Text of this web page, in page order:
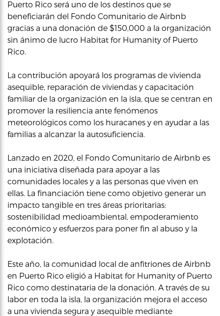
Puerto Rico será uno de los destinos que se
beneficiarán del Fondo Comunitario de Airbnb
gracias a una donación de $150,000 a la organización
sin ánimo de lucro Habitat for Humanity of Puerto
Rico.
La contribución apoyará los programas de vivienda
asequible, reparación de viviendas y capacitación
familiar de la organización en la isla, que se centran en
promover la resiliencia ante fenómenos
meteorológicos como los huracanes y en ayudar a las
familias a alcanzar la autosuficiencia.
Lanzado en 2020, el Fondo Comunitario de Airbnb es
una iniciativa diseñada para apoyar a las
comunidades locales y a las personas que viven en
ellas. La financiación tiene como objetivo generar un
impacto tangible en tres áreas prioritarias:
sostenibilidad medioambiental, empoderamiento
económico y esfuerzos para poner fin al abuso y la
explotación.
Este año, la comunidad local de anfitriones de Airbnb
en Puerto Rico eligió a Habitat for Humanity of Puerto
Rico como destinataria de la donación. A través de su
labor en toda la isla, la organización mejora el acceso
a una vivienda segura y asequible mediante